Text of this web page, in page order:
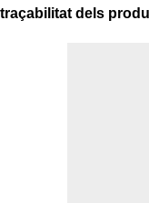
traçabilitat dels